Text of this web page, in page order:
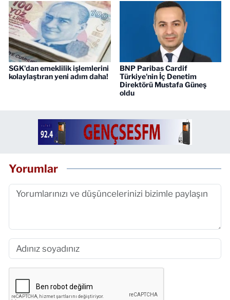
SGK'dan emeklilik işlemlerini
kolaylaştıran yeni adım daha!
BNP Paribas Cardif
Türkiye'nin İç Denetim
Direktörü Mustafa Güneş
oldu
Yorumlar